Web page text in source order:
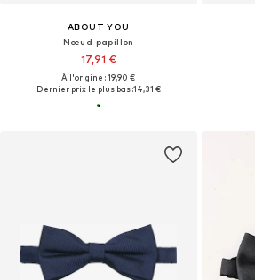
ABOUT YOU
Nœud papillon
17,91 €
À l'origine : 19,90 €
Dernier prix le plus bas :14,31 €